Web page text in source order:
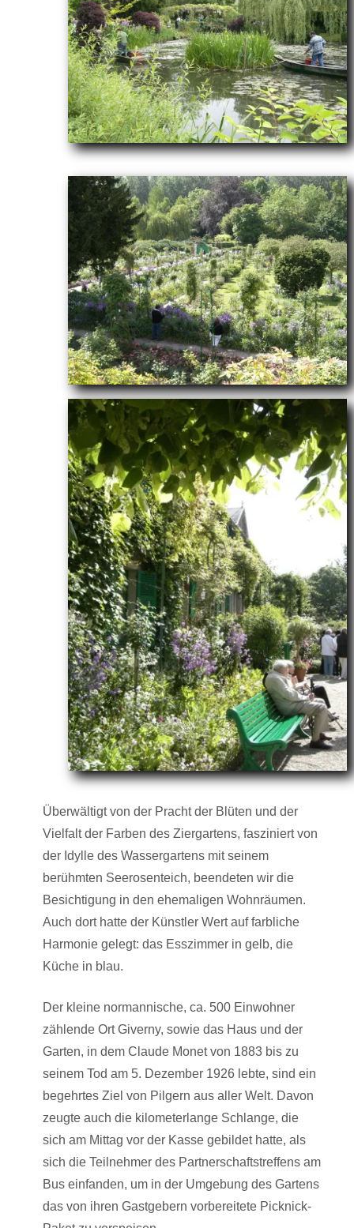
Überwältigt von der Pracht der Blüten und der
Vielfalt der Farben des Ziergartens, fasziniert von
der Idylle des Wassergartens mit seinem
berühmten Seerosenteich, beendeten wir die
Besichtigung in den ehemaligen Wohnräumen.
Auch dort hatte der Künstler Wert auf farbliche
Harmonie gelegt: das Esszimmer in gelb, die
Küche in blau.
Der kleine normannische, ca. 500 Einwohner
zählende Ort Giverny, sowie das Haus und der
Garten, in dem Claude Monet von 1883 bis zu
seinem Tod am 5. Dezember 1926 lebte, sind ein
begehrtes Ziel von Pilgern aus aller Welt. Davon
zeugte auch die kilometerlange Schlange, die
sich am Mittag vor der Kasse gebildet hatte, als
sich die Teilnehmer des Partnerschaftstreffens am
Bus einfanden, um in der Umgebung des Gartens
das von ihren Gastgebern vorbereitete Picknick-